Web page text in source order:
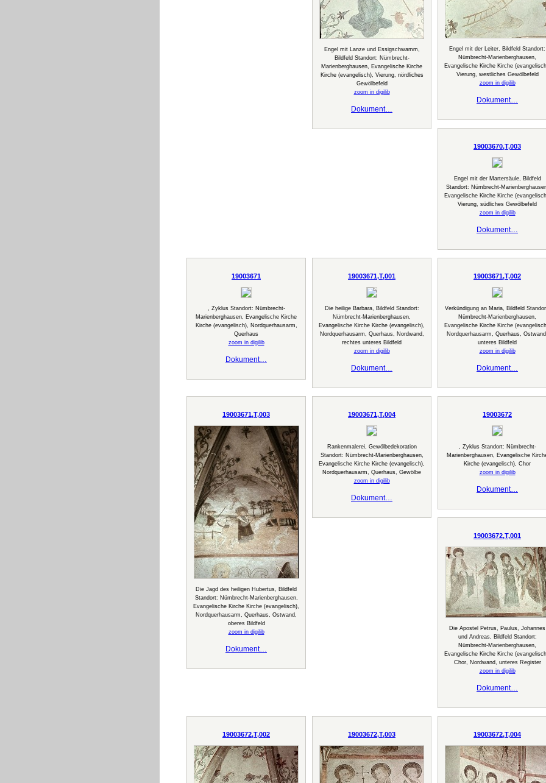
Engel mit Lanze und Essigschwamm,
Bildfeld Standort: Nümbrecht-
Marienberghausen, Evangelische Kirche
Kirche (evangelisch), Vierung, nördliches
Gewölbefeld
zoom in digilib
Dokument…
Engel mit der Leiter, Bildfeld Standort:
Nümbrecht-Marienberghausen,
Evangelische Kirche Kirche
Vierung, westliches Gewölbefeld
zoom in digilib
Dokument…
19003670,T,003
Engel mit der Martersäule, Bildfeld
Standort: Nümbrecht-
Evangelische Kirche Kirche
Vierung, südliches Gewölbefeld
zoom in digilib
Dokument…
19003671
, Zyklus Standort: Nümbrecht-
Marienberghausen, Evangelische Kirche
Kirche (evangelisch), Nordquerhausarm,
Querhaus
zoom in digilib
Dokument…
19003671,T,001
Die heilige Barbara, Bildfeld Standort:
Nümbrecht-Marienberghausen,
Evangelische Kirche Kirche (evangelisch),
Nordquerhausarm, Querhaus, Nordwand,
rechtes unteres Bildfeld
zoom in digilib
Dokument…
19003671,T,002
Verkündigung an Maria, Bildfeld
Nümbrecht-Marienberghausen,
Evangelische Kirche Kirche
Nordquerhausarm, Querhaus,
unteres Bildfeld
zoom in digilib
Dokument…
19003671,T,003
Die Jagd des heiligen Hubertus, Bildfeld
Standort: Nümbrecht-Marienberghausen,
Evangelische Kirche Kirche (evangelisch),
Nordquerhausarm, Querhaus, Ostwand,
oberes Bildfeld
zoom in digilib
Dokument…
19003671,T,004
Rankenmalerei, Gewölbedekoration
Standort: Nümbrecht-Marienberghausen,
Evangelische Kirche Kirche (evangelisch),
Nordquerhausarm, Querhaus, Gewölbe
zoom in digilib
Dokument…
19003672
, Zyklus Standort: Nümbrecht-
Marienberghausen, Evangelische
Kirche (evangelisch), Chor
zoom in digilib
Dokument…
19003672,T,001
Die Apostel Petrus, Paulus, Johannes
und Andreas, Bildfeld Standort:
Nümbrecht-Marienberghausen,
Evangelische Kirche Kirche
Chor, Nordwand, unteres Register
zoom in digilib
Dokument…
19003672,T,002 19003672,T,003 19003672,T,004